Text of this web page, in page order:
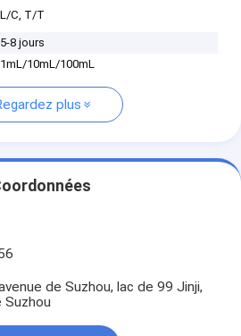
L/C, T/T
5-8 jours
1mL/10mL/100mL
plus
de Suzhou, lac de 99 Jinji,
Suzhou